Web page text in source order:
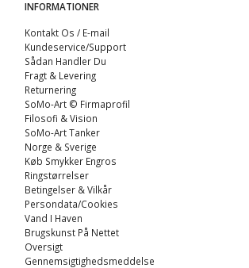
INFORMATIONER
Kontakt Os / E-mail
Kundeservice/Support
Sådan Handler Du
Fragt & Levering
Returnering
SoMo-Art © Firmaprofil
Filosofi & Vision
SoMo-Art Tanker
Norge & Sverige
Køb Smykker Engros
Ringstørrelser
Betingelser & Vilkår
Persondata/Cookies
Vand I Haven
Brugskunst På Nettet
Oversigt
Gennemsigtighedsmeddelse